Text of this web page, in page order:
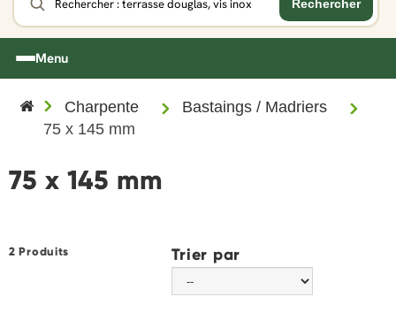
Menu
75 x 145 mm
Charpente
Bastaings / Madriers
75 x 145 mm
2 Produits Trier par